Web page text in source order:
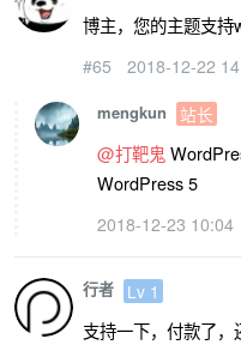
博主，您的主题支
#65 2018-12-22
mengkun 站长
@打靶鬼
WordPress 5
2018-12-23 10:04
行者 Lv 1
支持一下，付款了，